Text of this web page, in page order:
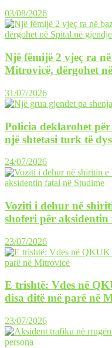
03/08/2026
Një fëmijë 2 vjeç ra
Mitrovicë, dërgohet
31/07/2026
Policia deklarohet
një shtetasi turk të
24/07/2026
Voziti i dehur në
shoferi për
23/07/2026
E trishtë: Vdes në
disa ditë më parë në
23/07/2026